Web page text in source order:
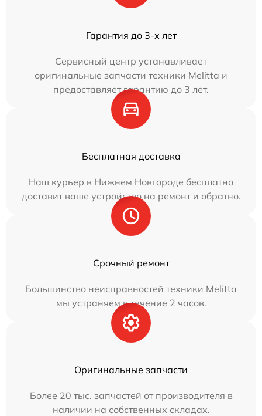
Гарантия до 3-х лет
Сервисный центр устанавливает
оригинальные запчасти техники Melitta и
предоставляет гарантию до 3 лет.
Бесплатная доставка
Наш курьер в Нижнем Новгороде бесплатно
доставит ваше устройство на ремонт и обратно.
Срочный ремонт
Большинство неисправностей техники Melitta
мы устраняем в течение 2 часов.
Оригинальные запчасти
Более 20 тыс. запчастей от производителя в
наличии на собственных складах.